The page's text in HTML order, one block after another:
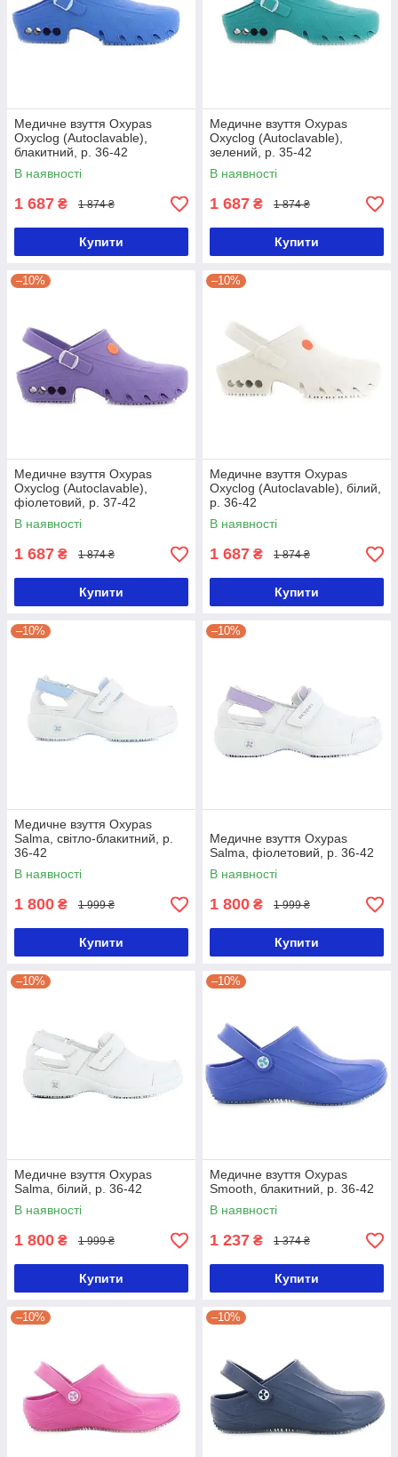
Медичне взуття Oxypas
Oxyclog (Autoclavable),
блакитний, р. 36-42
В наявності
1 687 ₴ 1 874 ₴
Купити
Медичне взуття Oxypas
Oxyclog (Autoclavable),
зелений, р. 35-42
В наявності
1 687 ₴ 1 874 ₴
Купити
–10%
Медичне взуття Oxypas
Oxyclog (Autoclavable),
фіолетовий, р. 37-42
В наявності
1 687 ₴ 1 874 ₴
Купити
–10%
Медичне взуття Oxypas
Oxyclog (Autoclavable), білий,
р. 36-42
В наявності
1 687 ₴ 1 874 ₴
Купити
–10%
Медичне взуття Oxypas
Salma, світло-блакитний, р.
36-42
В наявності
1 800 ₴ 1 999 ₴
Купити
–10%
Медичне взуття Oxypas
Salma, фіолетовий, р. 36-42
В наявності
1 800 ₴ 1 999 ₴
Купити
–10%
Медичне взуття Oxypas
Salma, білий, р. 36-42
В наявності
1 800 ₴ 1 999 ₴
Купити
–10%
Медичне взуття Oxypas
Smooth, блакитний, р. 36-42
В наявності
1 237 ₴ 1 374 ₴
Купити
–10% –10%